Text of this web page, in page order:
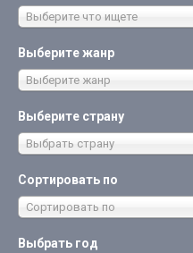
Выберите что ищете
Выберите жанр
Выберите жанр
Выберите страну
Выбрать страну
Сортировать по
Сортировать по
Выбрать год